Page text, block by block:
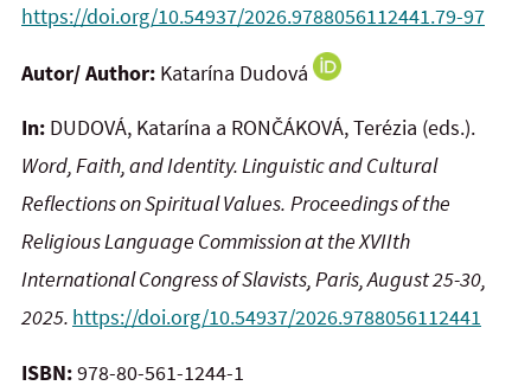
https://doi.org/10.54937/2026.9788056112441.79-97
Autor/ Author: Katarína Dudová
In: DUDOVÁ, Katarína a RONČÁKOVÁ, Terézia (eds.).
Word, Faith, and Identity. Linguistic and Cultural
Reflections onSpiritual Values. Proceedings of the
Religious Language Commissionat the XVIIth
International Congress ofSlavists, Paris, August 25-30,
2025. https://doi.org/10.54937/2026.9788056112441
ISBN:978-80-561-1244-1